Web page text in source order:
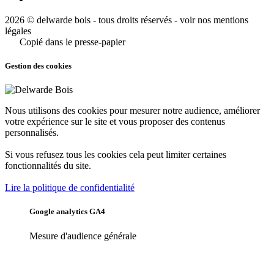
2026 © delwarde bois - tous droits réservés - voir nos mentions
légales
Copié dans le presse-papier
Gestion des cookies
Nous utilisons des cookies pour mesurer notre audience, améliorer
votre expérience sur le site et vous proposer des contenus
personnalisés.
Si vous refusez tous les cookies cela peut limiter certaines
fonctionnalités du site.
Lire la politique de confidentialité
Google analytics GA4
Mesure d'audience générale